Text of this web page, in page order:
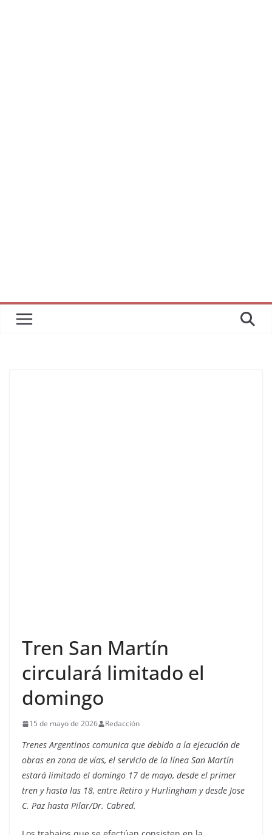
Tren San Martín
circulará limitado el
domingo
15 de mayo de 2026 Redacción
Trenes Argentinos comunica que debido a la ejecución de
obras en zona de vías, el servicio de la línea San Martín
estará limitado el domingo 17 de mayo, desde el primer
tren y hasta las 18, entre Retiro y Hurlingham y desde Jose
C. Paz hasta Pilar/Dr. Cabred.